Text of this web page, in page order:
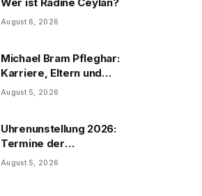
August 6, 2026
Michael Bram Pfleghar:
Karriere, Eltern und
Filme
August 5, 2026
Uhrenunstellung 2026:
Termine der
Uhrenumstellung
August 5, 2026